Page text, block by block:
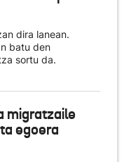
dira lanean.
batu den
sortu da.
migratzaile
egoera